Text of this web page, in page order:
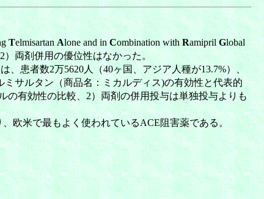
TelmisartanAlone and inCombination withRamipril Global
）両剤併用の優位性はなかった。
患者数2万5620人（40ヶ国、アジア人種が13.7%）、
サルタン（商品名：ミカルディス)の有効性と代表的
の有効性の比較、2）両剤の併用投与は単独投与よりも
欧米で最もよく使われているACE阻害薬である。